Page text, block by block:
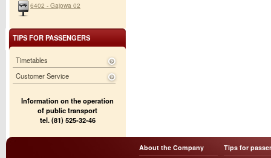
6402 - Gajowa 02
TIPS FOR PASSENGERS
Timetables
Customer Service
Information on the operation
of public transport
tel. (81) 525-32-46
About the Company Tips for